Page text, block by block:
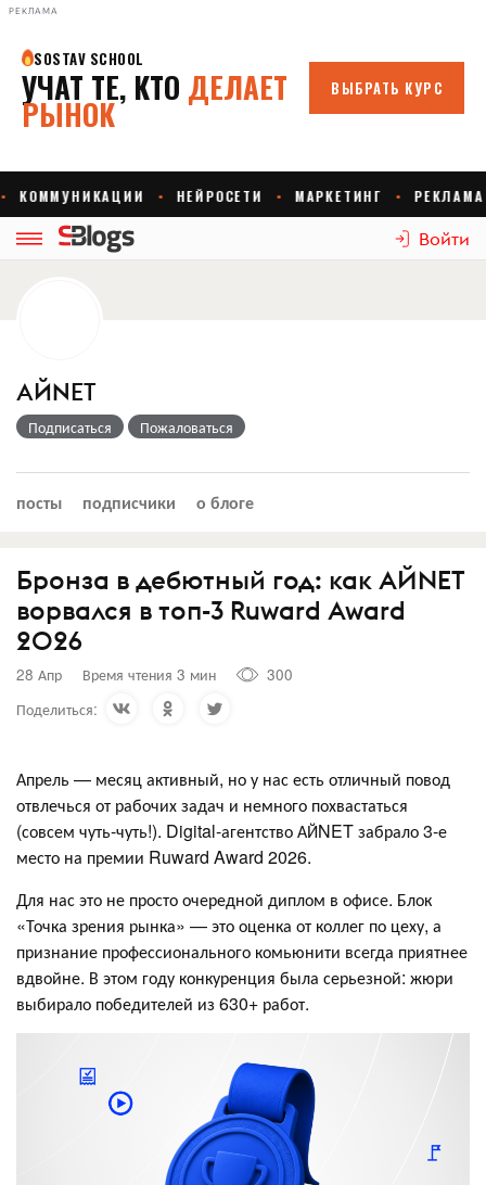
РЕКЛАМА
Войти
АЙNЕТ
Подписаться Пожаловаться
посты подписчики о блоге
Бронза в дебютный год: как АЙNET
ворвался в топ-3 Ruward Award
2026
28 Апр Время чтения 3 мин
300
Поделиться:
Апрель — месяц активный, но у нас есть отличный повод
отвлечься от рабочих задач и немного похвастаться
(совсем чуть-чуть!). Digital-агентство АЙNET забрало 3-е
место на премии Ruward Award 2026.
Для нас это не просто очередной диплом в офисе. Блок
«Точка зрения рынка» — это оценка от коллег по цеху, а
признание профессионального комьюнити всегда приятнее
вдвойне. В этом году конкуренция была серьезной: жюри
выбирало победителей из 630+ работ.